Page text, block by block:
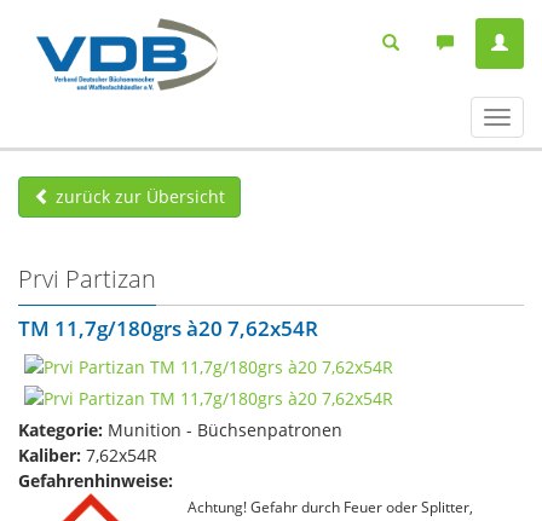
ein-/
zurück zur Übersicht
Prvi Partizan
TM 11,7g/180grs à20 7,62x54R
Kategorie: Munition - Büchsenpatronen
Kaliber: 7,62x54R
Gefahrenhinweise:
Achtung! Gefahr durch Feuer oder Splitter,